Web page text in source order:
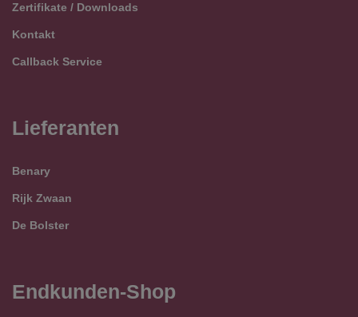
Zertifikate / Downloads
Kontakt
Callback Service
Lieferanten
Benary
Rijk Zwaan
De Bolster
Endkunden-Shop